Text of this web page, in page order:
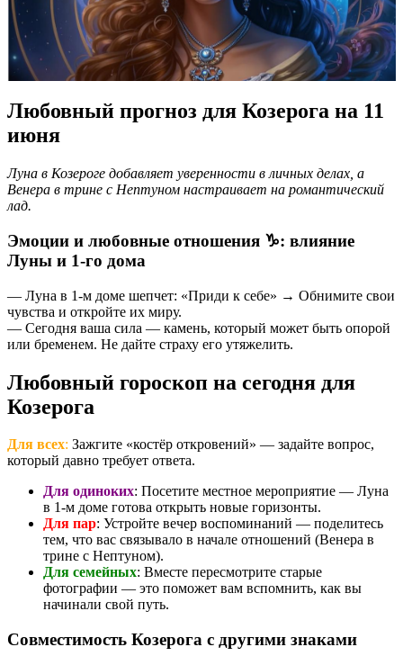
Любовный прогноз для Козерога на 11
июня
Луна в Козероге добавляет уверенности в личных делах, а
Венера в трине с Нептуном настраивает на романтический
лад.
Эмоции и любовные отношения ♑️: влияние
Луны и 1-го дома
— Луна в 1-м доме шепчет: «Приди к себе» → Обнимите свои
чувства и откройте их миру.
— Сегодня ваша сила — камень, который может быть опорой
или бременем. Не дайте страху его утяжелить.
Любовный гороскоп на сегодня для
Козерога
Для всех: Зажгите «костёр откровений» — задайте вопрос,
который давно требует ответа.
Для одиноких: Посетите местное мероприятие — Луна
в 1-м доме готова открыть новые горизонты.
Для пар: Устройте вечер воспоминаний — поделитесь
тем, что вас связывало в начале отношений (Венера в
трине с Нептуном).
Для семейных: Вместе пересмотрите старые
фотографии — это поможет вам вспомнить, как вы
начинали свой путь.
Совместимость Козерога с другими знаками